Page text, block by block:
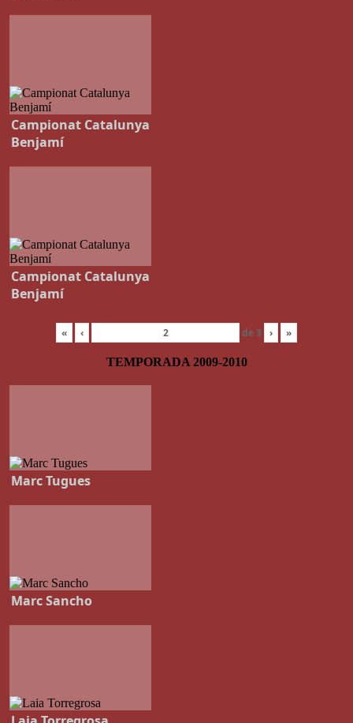
Campionat Catalunya
Benjamí
Campionat Catalunya
Benjamí
« ‹ de3 › »
TEMPORADA 2009-2010
Marc Tugues
Marc Sancho